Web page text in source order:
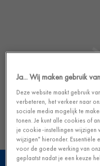
Bekijk deze vloer
Ja... Wij maken gebruik
Deze website maakt gebruik
verbeteren, het verkeer naar
sociale media mogelijk te
tonen. Je kunt alle cookies of
je cookie-instellingen wijzigen
wijzigen" hieronder.
voor de goede werking van
geplaatst nadat je een keuze